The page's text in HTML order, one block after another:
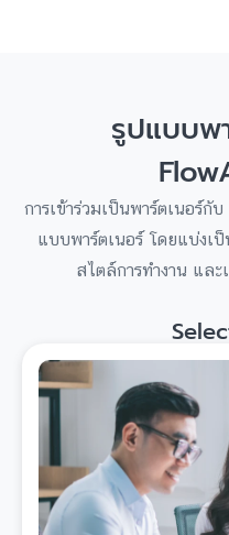
รูปแบบพ
การเข้าร่วมเป็นพาร์ตเนอร์กั
แบบพาร์ตเนอร์ โดยแบ่งเ
สไตล์การทำงาน แล